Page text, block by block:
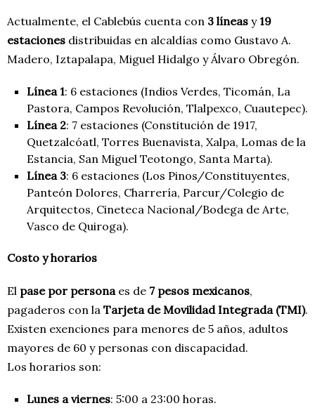
Actualmente, el Cablebús cuenta con 3 líneas y19
estaciones distribuidas en alcaldías como Gustavo A.
Madero, Iztapalapa, Miguel Hidalgo y Álvaro Obregón.
Línea 1: 6 estaciones (Indios Verdes, Ticomán, La
Pastora, Campos Revolución, Tlalpexco, Cuautepec).
Línea 2: 7 estaciones (Constitución de 1917,
Quetzalcóatl, Torres Buenavista, Xalpa, Lomas de la
Estancia, San Miguel Teotongo, Santa Marta).
Línea 3: 6 estaciones (Los Pinos/Constituyentes,
Panteón Dolores, Charrería, Parcur/Colegio de
Arquitectos, Cineteca Nacional/Bodega de Arte,
Vasco de Quiroga).
Costo y horarios
El pase por personaes de 7 pesos mexicanos,
pagaderos con la Tarjeta de Movilidad Integrada (TMI).
Existen exenciones para menores de 5 años, adultos
mayores de 60 y personas con discapacidad.
Los horarios son:
Lunes a viernes: 5:00 a 23:00 horas.